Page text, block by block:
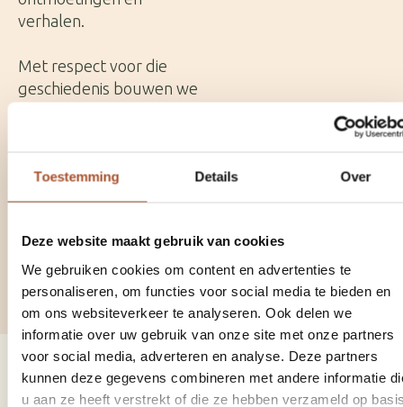
Toestemming Details Over
Deze website maakt gebruik van cookies
We gebruiken cookies om content en advertenties te
personaliseren, om functies voor social media te bieden en
om ons websiteverkeer te analyseren. Ook delen we
informatie over uw gebruik van onze site met onze partners
voor social media, adverteren en analyse. Deze partners
kunnen deze gegevens combineren met andere informatie
u aan ze heeft verstrekt of die ze hebben verzameld op
verhalen.
Met respect voor die
geschiedenis bouwen we
organiseert, draagt
daarmee ook bij aan het
van deze historische plek.
Wat onze gasten zeggen